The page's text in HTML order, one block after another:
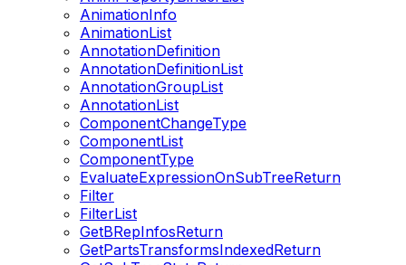
AnimationInfo
AnimationList
AnnotationDefinition
AnnotationDefinitionList
AnnotationGroupList
AnnotationList
ComponentChangeType
ComponentList
ComponentType
EvaluateExpressionOnSubTreeReturn
Filter
FilterList
GetBRepInfosReturn
GetPartsTransformsIndexedReturn